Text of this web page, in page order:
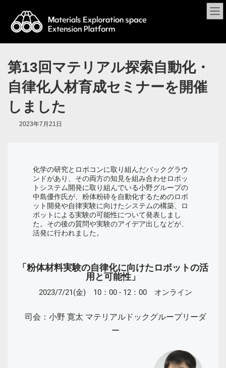
第13回マテリアル探索自動化・
自律化人材育成セミナーを開催
しました
2023年7月21日
化学の研究とロボコンに取り組んだバックグラウ
ンドがあり、その両方の知見を組み合わせロボッ
トシステム開発に取り組んでいる小野グループの
中島優作氏が、粉体粉砕を自動化するためのロボ
ット開発や自律実験に向けたシステムの構築、ロ
ボットによる実験の可能性について発表しまし
た。その後の質問や実験のアイデア出しなどが、
活発に行われました。
「粉体材料実験の自律化に向けたロボットの活
用と可能性」
2023/7/21(金) 10：00 - 12：00 オンライン
司会：小野 寛太 マテリアルドックグループリーダ
ー